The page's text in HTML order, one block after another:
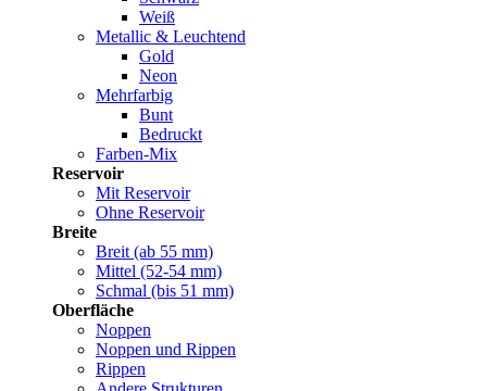
Weiß
Metallic & Leuchtend
Gold
Neon
Mehrfarbig
Bunt
Bedruckt
Farben-Mix
Reservoir
Mit Reservoir
Ohne Reservoir
Breite
Breit (ab 55 mm)
Mittel (52-54 mm)
Schmal (bis 51 mm)
Oberfläche
Noppen
Noppen und Rippen
Rippen